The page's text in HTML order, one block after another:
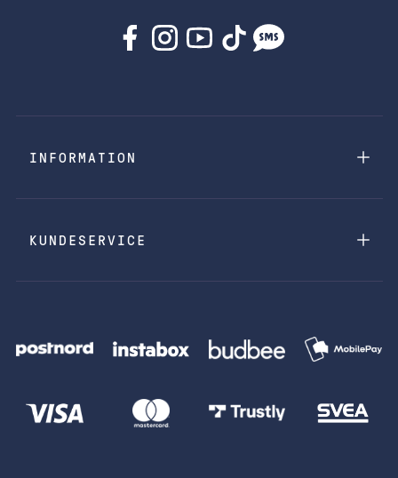
INFORMATION
KUNDESERVICE